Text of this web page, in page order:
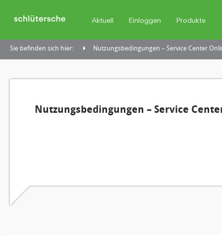
Aktuell Einloggen Produkte
Sie befinden sich hier: Nutzungsbedingungen – Service Center
Nutzungsbedingungen – Service